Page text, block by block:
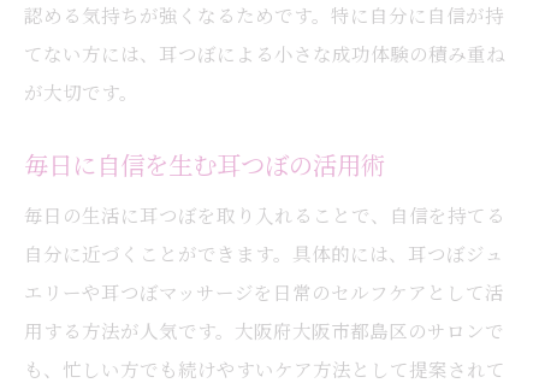
耳つぼで心身のバランスを取り戻す秘訣
耳つぼマッサージで気分転換を図る方法
認める気持ちが強くなるためです。特に自分に自信が持
てない方には、耳つぼによる小さな成功体験の積み重ね
が大切です。
毎日に自信を生む耳つぼの活用術
毎日の生活に耳つぼを取り入れることで、自信を持てる
自分に近づくことができます。具体的には、耳つぼジュ
エリーや耳つぼマッサージを日常のセルフケアとして活
用する方法が人気です。大阪府大阪市都島区のサロンで
も、忙しい方でも続けやすいケア方法として提案されて